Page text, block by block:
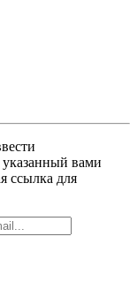
вами
ссылка для